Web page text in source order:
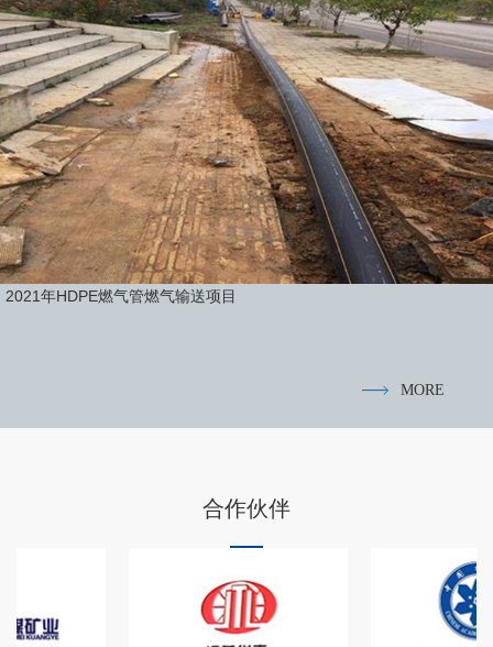
2021年HDPE燃气管燃气输送项目
MORE
合作伙伴